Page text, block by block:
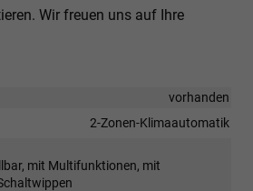
Wir freuen uns auf Ihre
vorhanden
2-Zonen-Klimaautomatik
mit Multifunktionen, mit